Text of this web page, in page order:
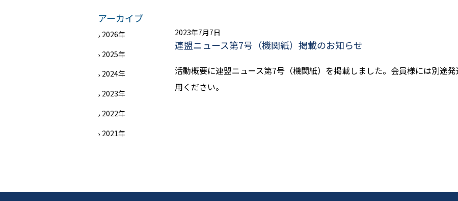
2023年7月7日
連盟ニュース第7号（機関紙）掲載のお知らせ
活動概要に連盟ニュース第7号（機関紙）を掲載しました。会員様には別途
用ください。
アーカイブ
2026年
2025年
2024年
2023年
2022年
2021年